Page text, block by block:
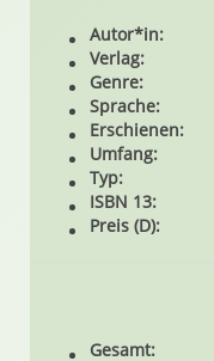
Autor*in:
Verlag:
Genre:
Sprache:
Erschienen:
Umfang:
Typ:
ISBN 13:
Preis (D):
Gesamt: